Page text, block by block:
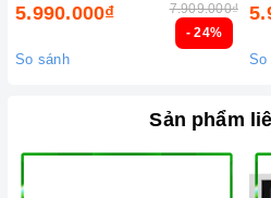
- 24%
5.990.000₫ 7.909.000₫
So sánh So
Sản phẩm